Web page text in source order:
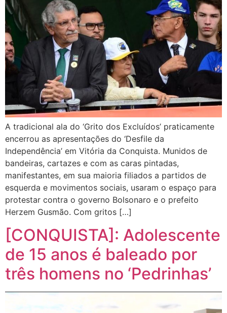
A tradicional ala do ‘Grito dos Excluídos’ praticamente
encerrou as apresentações do ‘Desfile da
Independência’ em Vitória da Conquista. Munidos de
bandeiras, cartazes e com as caras pintadas,
manifestantes, em sua maioria filiados a partidos de
esquerda e movimentos sociais, usaram o espaço para
protestar contra o governo Bolsonaro e o prefeito
Herzem Gusmão. Com gritos […]
[CONQUISTA]: Adolescente
de 15 anos é baleado por
três homens no ‘Pedrinhas’